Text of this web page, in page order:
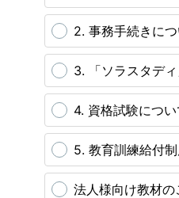
2. 事務手続きに
3. 「ソラスタデ
4. 資格試験につい
5. 教育訓練給付
法人様向け教材の